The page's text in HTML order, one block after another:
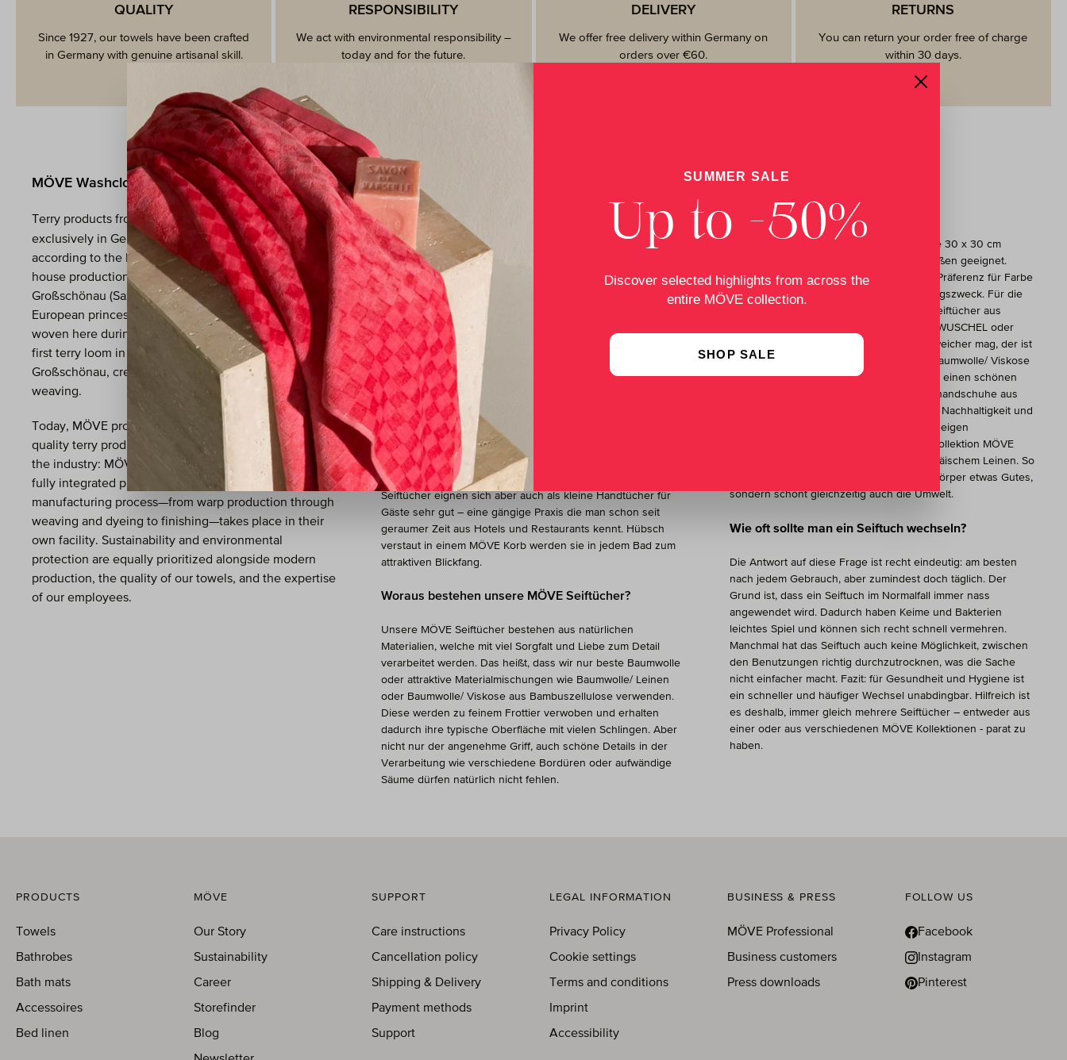
QUALITY
Since 1927, our towels have been crafted
in Germany with genuine artisanal skill.
RESPONSIBILITY
We act with environmental responsibility –
today and for the future.
DELIVERY
We offer free delivery within Germany on
orders over €60.
RETURNS
You can return your order free of charge
within 30 days.
MÖVE Washcloths – Quality Made in Germany
Terry products from MÖVE are manufactured
exclusively in Germany,Made in Germany–
according to the highest German standards. The in-
house production including logistics is located in
Großschönau (Saxony), a place with a long tradition, as
European princes already had precious damasks
woven here during the Baroque period. In 1856, the
first terry loom in Germany was put into operation in
Großschönau, creating an important center for terry
weaving.
Today, MÖVE produces washcloths and other high-
quality terry products on 30 Jacquard looms. Unique in
the industry: MÖVE employs 240 people and has a
fully integrated production, meaning the entire
manufacturing process—from warp production through
weaving and dyeing to finishing—takes place in their
own facility. Sustainability and environmental
protection are equally prioritized alongside modern
production, the quality of our towels, and the expertise
of our employees.
Was genau versteht man unter einem Seiftuch und
wofür verwendet man es?
Ganz einfach gesagt, handelt es sich bei einem Seiftuch um
ein gesäumtes quadratisches Stück Frottier. Bei MÖVE bieten
wir es in der klassischen Größe 30 x 30 cm und mit einem
hochwertigen Kordelaufhänger an. Ein Seiftuch ist – wie der
Name schon vermuten lässt - zum „einseifen“ da. Besonders
praktisch ist es also für die tägliche Gesichts- und
Körperpflege im heimischen Bad, aber auch für die Hygiene
unterwegs ist ein Seiftuch ein hilfreicher Artikel, der sich
aufgrund seiner geringen Größe sogar in einer Handtasche
problemlos verstauen lässt. Übrigens: in Japan ist es bereits
seit langem gute Tradition, dass man ein feuchtes Seiftuch,
eingepackt in eine kleine Plastiktüte, für das persönliche
Wohlbefinden mit sich führt.
Seiftücher eignen sich aber auch als kleine Handtücher für
Gäste sehr gut – eine gängige Praxis die man schon seit
geraumer Zeit aus Hotels und Restaurants kennt. Hübsch
verstaut in einem MÖVE Korb werden sie in jedem Bad zum
attraktiven Blickfang.
Woraus bestehen unsere MÖVE Seiftücher?
Unsere MÖVE Seiftücher bestehen aus natürlichen
Materialien, welche mit viel Sorgfalt und Liebe zum Detail
verarbeitet werden. Das heißt, dass wir nur beste Baumwolle
oder attraktive Materialmischungen wie Baumwolle/ Leinen
oder Baumwolle/ Viskose aus Bambuszellulose verwenden.
Diese werden zu feinem Frottier verwoben und erhalten
dadurch ihre typische Oberfläche mit vielen Schlingen. Aber
nicht nur der angenehme Griff, auch schöne Details in der
Verarbeitung wie verschiedene Bordüren oder aufwändige
Säume dürfen natürlich nicht fehlen.
Welches Seiftuch passt zu mir?
Alle MÖVE Seiftücher werden in der Größe 30 x 30 cm
produziert und sind damit für alle Handgrößen geeignet.
Entscheidend ist neben der persönlichen Präferenz für Farbe
und Design natürlich auch der Verwendungszweck. Für die
Baby- und allgemeine Körperpflege sind Seiftücher aus
weicher Baumwolle wie z.B. MÖVE SUPERWUSCHEL oder
MÖVE LOFT zu empfehlen. Wer es noch weicher mag, der ist
mit der Serie MÖVE BAMBOO LUXE aus Baumwolle/ Viskose
aus Bambuszellulose bestens beraten. Für einen schönen
Peelingeffekt sorgen hingegen die Waschhandschuhe aus
unserer Kollektion MÖVE EDEN. Dass sich Nachhaltigkeit und
hochwertiges Design nicht ausschließen, zeigen
eindrucksvoll die Seiftücher aus unserer Kollektion MÖVE
WELLBEING aus Bio-Baumwolle und europäischem Leinen. So
tut man nicht nur sich selbst und seinem Körper etwas Gutes,
sondern schont gleichzeitig auch die Umwelt.
Wie oft sollte man ein Seiftuch wechseln?
Die Antwort auf diese Frage ist recht eindeutig: am besten
nach jedem Gebrauch, aber zumindest doch täglich. Der
Grund ist, dass ein Seiftuch im Normalfall immer nass
angewendet wird. Dadurch haben Keime und Bakterien
leichtes Spiel und können sich recht schnell vermehren.
Manchmal hat das Seiftuch auch keine Möglichkeit, zwischen
den Benutzungen richtig durchzutrocknen, was die Sache
nicht einfacher macht. Fazit: für Gesundheit und Hygiene ist
ein schneller und häufiger Wechsel unabdingbar. Hilfreich ist
es deshalb, immer gleich mehrere Seiftücher – entweder aus
einer oder aus verschiedenen MÖVE Kollektionen - parat zu
haben.
PRODUCTS
Towels
Bathrobes
Bath mats
Accessoires
Bed linen
MÖVE
Our Story
Sustainability
Career
Storefinder
Blog
SUPPORT
Care instructions
Cancellation policy
Shipping & Delivery
Payment methods
Support
LEGAL INFORMATION
Privacy Policy
Cookie settings
Terms and conditions
Imprint
Accessibility
BUSINESS & PRESS
MÖVE Professional
Business customers
Press downloads
FOLLOW US
Facebook
Instagram
Pinterest
SUMMER SALE
Up to -50%
Discover selected highlights from across the
entire MÖVE collection.
SHOP SALE